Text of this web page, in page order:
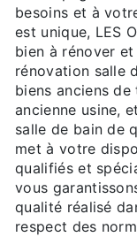
besoins et à
est unique, LES
bien à rénover
rénovation salle
biens anciens
ancienne usine,
salle de bain de
met à votre
qualifiés et
vous
qualité réalisé
respect des